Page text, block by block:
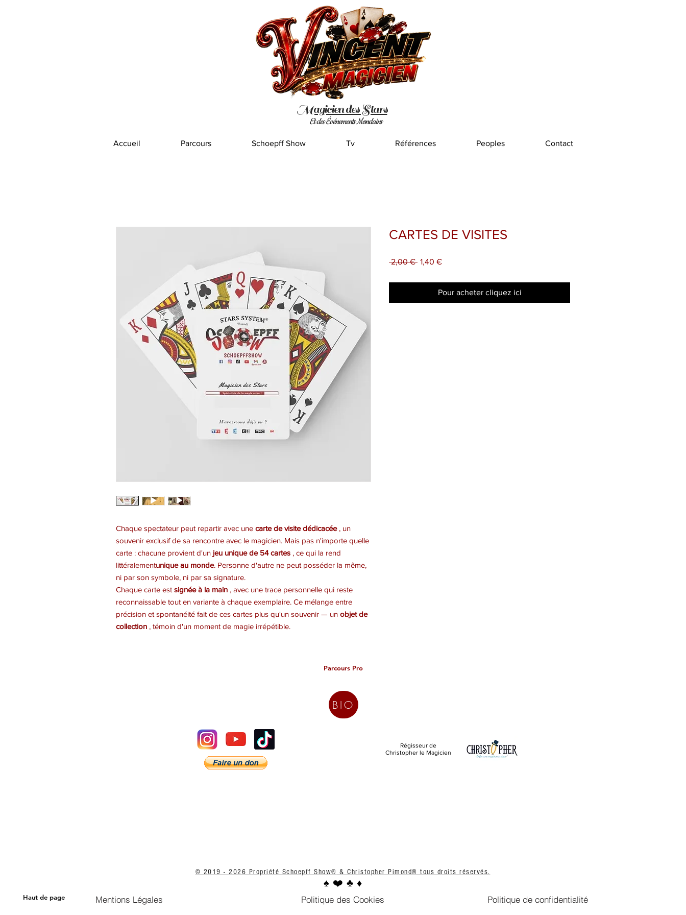
Magicien des Stars
Et des Événements Mondains
Accueil Parcours Schoepff Show Tv Références Peoples Contact
Chaque spectateur peut repartir avec une carte de visite dédicacée, un
souvenir exclusif de sa rencontre avec le magicien. Mais pas n'importe quelle
carte : chacune provient d'un jeu unique de 54 cartes , ce qui la rend
littéralementunique au monde. Personne d'autre ne peut posséder la même,
ni par son symbole, ni par sa signature.
Chaque carte est signée à la main , avec une trace personnelle qui reste
reconnaissable tout en variante à chaque exemplaire. Ce mélange entre
précision et spontanéité fait de ces cartes plus qu'un souvenir — un objet de
collection , témoin d'un moment de magie irrépétible.
CARTES DE VISITES
2,00 € Prix
1,40 €Prix
Pour acheter cliquez ici
Parcours Pro
BIO
Régisseur de
Christopher le Magicien
© 2019 - 2026 Propriété Schoepff Show® & Christopher Pimond® tous droits réservés.
Haut de page Mentions Légales Politique des Cookies
♠️ ❤️ ♣️ ♦️
Politique de confidentialité